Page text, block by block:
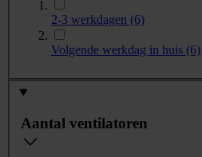
2-3 werkdagen (6)
Volgende werkdag in huis (6)
Aantal ventilatoren